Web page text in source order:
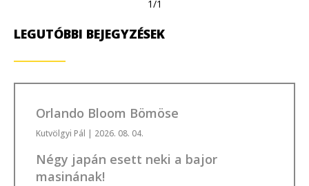
1/1
LEGUTÓBBI BEJEGYZÉSEK
Orlando Bloom Bömöse
Kutvölgyi Pál | 2026. 08. 04.
Négy japán esett neki a bajor
masinának!